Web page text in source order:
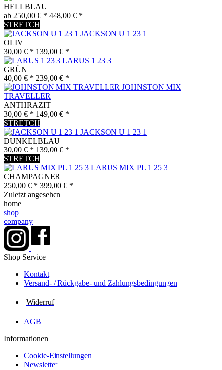
HELLBLAU
ab 250,00 € * 448,00 € *
STRETCH
JACKSON U 1 23 1
OLIV
30,00 € * 139,00 € *
LARUS 1 23 3
GRÜN
40,00 € * 239,00 € *
JOHNSTON MIX
TRAVELLER
ANTHRAZIT
30,00 € * 149,00 € *
STRETCH
JACKSON U 1 23 1
DUNKELBLAU
30,00 € * 139,00 € *
STRETCH
LARUS MIX PL 1 25 3
CHAMPAGNER
250,00 € * 399,00 € *
Zuletzt angesehen
home
shop
company
Shop Service
Kontakt
Versand- / Rückgabe- und Zahlungs­bedingungen
Widerruf
AGB
Informationen
Cookie-Einstellungen
Newsletter